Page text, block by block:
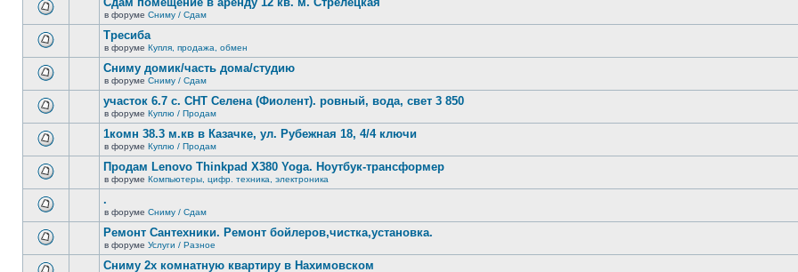
непрочитанных
сообщений.
новых
непрочитанных
сообщений.
новых
непрочитанных
сообщений.
в форуме Сниму / Сдам
новых
непрочитанных
сообщений.
Тресиба
в форуме Купля, продажа, обмен
новых
непрочитанных
сообщений.
Сниму домик/часть дома/студию
в форуме Сниму / Сдам
новых
непрочитанных
сообщений.
участок 6.7 с. СНТ Селена (Фиолент). ровный, вода, свет 3 850
в форуме Куплю / Продам
новых
непрочитанных
сообщений.
1комн 38.3 м.кв в Казачке, ул. Рубежная 18, 4/4 ключи
в форуме Куплю / Продам
новых
непрочитанных
сообщений.
Продам Lenovo Thinkpad X380 Yoga. Ноутбук-трансформер
в форуме Компьютеры, цифр. техника, электроника
новых
непрочитанных
.
в форуме Сниму / Сдам
Ремонт Сантехники. Ремонт бойлеров,чистка,установка.
в форуме Услуги / Разное
Сниму 2х комнатную квартиру в Нахимовском